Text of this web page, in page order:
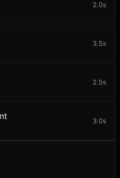
2.0s
3.5s
2.5s
3.0s